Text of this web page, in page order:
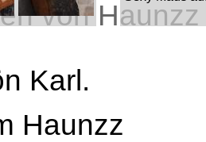
von
Karl.
Haunzz